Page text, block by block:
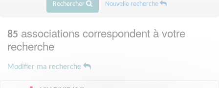
Rechercher Nouvelle recherche
85 associations correspondent à votre
recherche
Modifier ma recherche